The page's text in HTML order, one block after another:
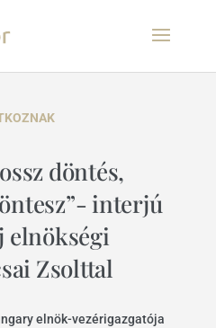
döntés,
interjú
elnökségi
Zsolttal
elnök-vezérigazgatója